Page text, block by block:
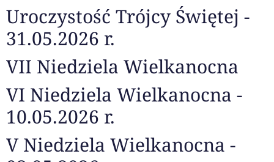
Uroczystość Trójcy Świętej -
31.05.2026 r.
VII Niedziela Wielkanocna
VI Niedziela Wielkanocna -
10.05.2026 r.
V Niedziela Wielkanocna -